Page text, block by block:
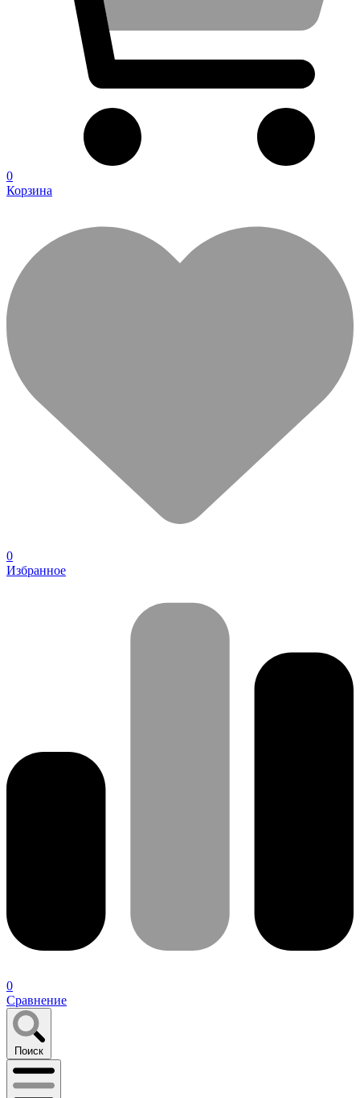
0
Корзина
0
Избранное
0
Сравнение
Поиск